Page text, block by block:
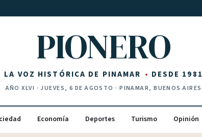
PIONERO
LA VOZ HISTÓRICA DE PINAMAR DESDE 1981
AÑOXLVI ·JUEVES, 6 DE AGOSTO · PINAMAR, BUENOS AIRES
Economía Deportes Turismo Opinión